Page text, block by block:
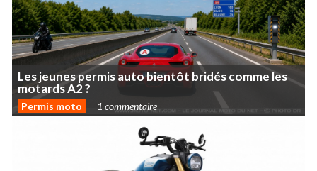
Lesjeunespermisautobientôt bridéscommeles
motardsA2?
Permis moto 1 commentaire